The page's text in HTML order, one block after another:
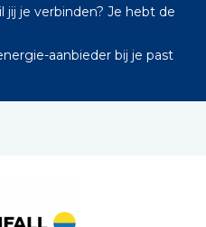
jij je verbinden? Je hebt de
aanbieder bij je past